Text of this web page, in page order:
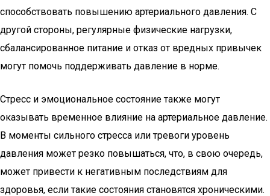
способствовать повышению артериального давления. С
другой стороны, регулярные физические нагрузки,
сбалансированное питание и отказ от вредных привычек
могут помочь поддерживать давление в норме.
Стресс и эмоциональное состояние также могут
оказывать временное влияние на артериальное давление.
В моменты сильного стресса или тревоги уровень
давления может резко повышаться, что, в свою очередь,
может привести к негативным последствиям для
здоровья, если такие состояния становятся хроническими.